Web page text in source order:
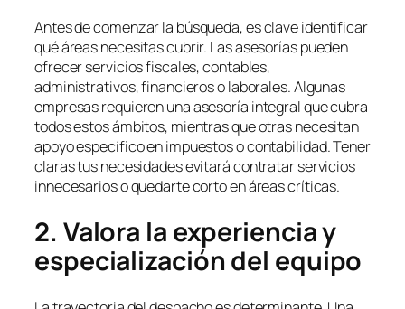
Antes de comenzar la búsqueda, es clave identificar
qué áreas necesitas cubrir. Las asesorías pueden
ofrecer servicios fiscales, contables,
administrativos, financieros o laborales. Algunas
empresas requieren una asesoría integral que cubra
todos estos ámbitos, mientras que otras necesitan
apoyo específico en impuestos o contabilidad. Tener
claras tus necesidades evitará contratar servicios
innecesarios o quedarte corto en áreas críticas.
2. Valora la experiencia y
especialización del equipo